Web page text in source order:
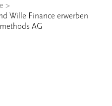
>
Wille Finance erwerben
AG